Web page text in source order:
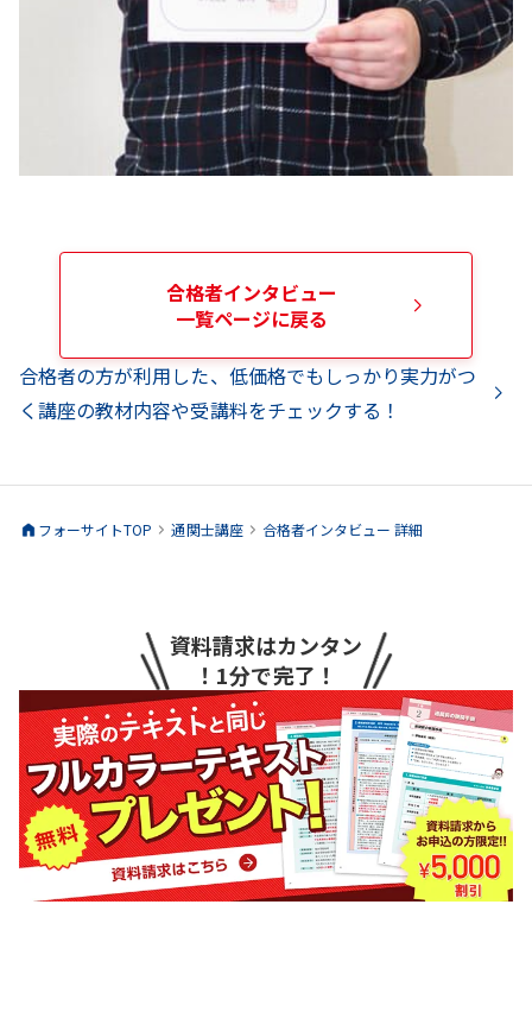
合格者インタビュー
一覧ページに戻る
合格者の方が利用した、低価格でもしっかり実力がつ
く講座の教材内容や受講料をチェックする！
フォーサイトTOP 通関士講座 合格者インタビュー 詳細
資料請求はカンタン
！1分で完了！